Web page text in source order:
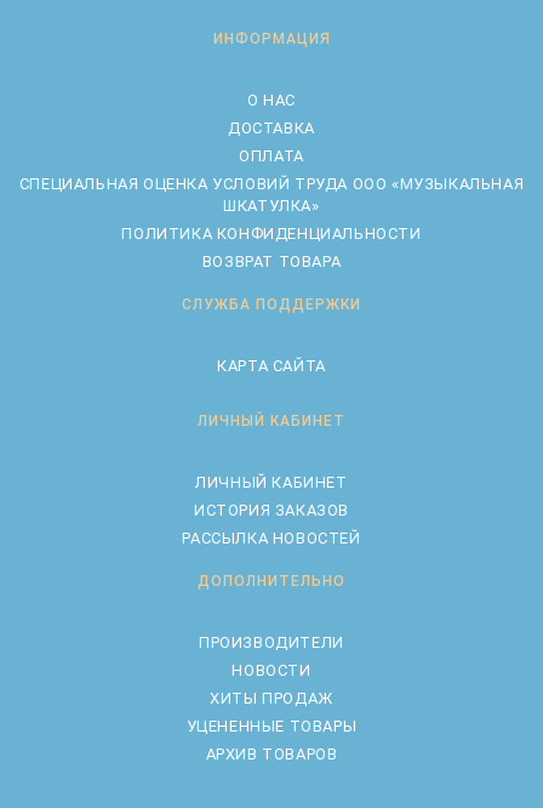
ИНФОРМАЦИЯ
О НАС
ДОСТАВКА
ОПЛАТА
CПЕЦИАЛЬНАЯ ОЦЕНКА УСЛОВИЙ ТРУДА ООО «МУЗЫКАЛЬНАЯ
ШКАТУЛКА»
ПОЛИТИКА КОНФИДЕНЦИАЛЬНОСТИ
ВОЗВРАТ ТОВАРА
СЛУЖБА ПОДДЕРЖКИ
КАРТА САЙТА
ЛИЧНЫЙ КАБИНЕТ
ЛИЧНЫЙ КАБИНЕТ
ИСТОРИЯ ЗАКАЗОВ
РАССЫЛКА НОВОСТЕЙ
ДОПОЛНИТЕЛЬНО
ПРОИЗВОДИТЕЛИ
НОВОСТИ
ХИТЫ ПРОДАЖ
УЦЕНЕННЫЕ ТОВАРЫ
АРХИВ ТОВАРОВ